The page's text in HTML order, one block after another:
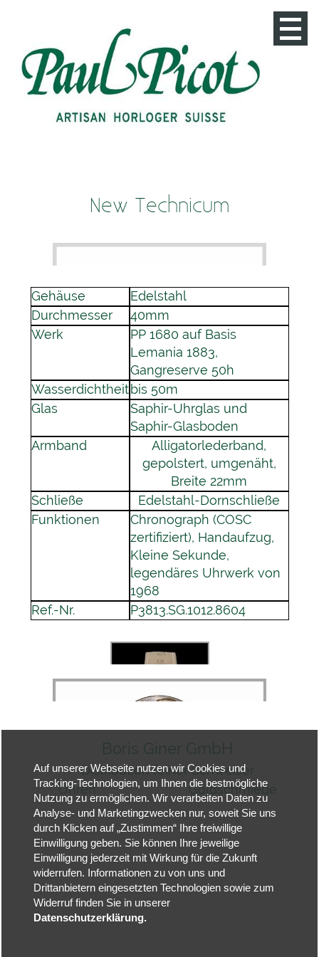
Kontakt
Anfahrt
Firshire Ronde Moon Phase 1 (Kopie)
New Technicum
Gehäuse
Edelstahl
Durchmesser
40mm
Werk
PP 1680 auf Basis
Lemania 1883,
Gangreserve 50h
Wasserdichtheitbis 50m
Glas
Saphir-Uhrglas und
Saphir-Glasboden
Armband
Alligatorlederband,
gepolstert, umgenäht,
Breite 22mm
Schließe
Edelstahl-Dornschließe
Funktionen
Chronograph (COSC
zertifiziert), Handaufzug,
Kleine Sekunde,
legendäres Uhrwerk von
1968
Ref.-Nr.
P3813.SG.1012.8604
Boris Giner GmbH
Distribution feiner Schweizer
Uhren Goldschmiede
Hauptstraße
30
Hauptstraße 36
77839
Lichtenau
77866 Rheinau
Tel. 07227 - 22
Auf unserer Webseite nutzen wir Cookies und
Tracking-Technologien, um Ihnen die bestmögliche
Nutzung zu ermöglichen. Wir verarbeiten Daten zu
Analyse- und Marketingzwecken nur, soweit Sie uns
durch Klicken auf „Zustimmen“ Ihre freiwillige
Einwilligung geben. Sie können Ihre jeweilige
Einwilligung jederzeit mit Wirkung für die Zukunft
widerrufen. Informationen zu von uns und
Drittanbietern eingesetzten Technologien sowie zum
Widerruf finden Sie in unserer
Datenschutzerklärung.